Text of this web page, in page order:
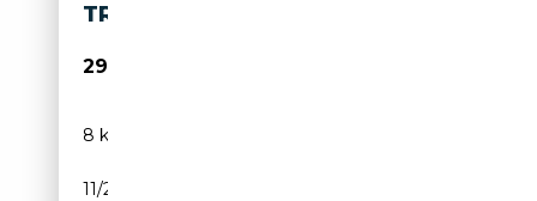
TREND AUT.
29 225€
8 km
11/2025